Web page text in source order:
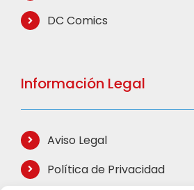
DC Comics
Información Legal
Aviso Legal
Política de Privacidad